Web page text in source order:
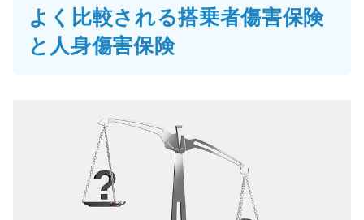
よく比較される搭乗者傷害保険
と人身傷害保険